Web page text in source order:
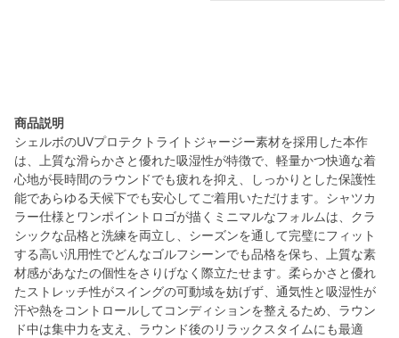
商品説明
シェルボのUVプロテクトライトジャージー素材を採用した本作
は、上質な滑らかさと優れた吸湿性が特徴で、軽量かつ快適な着
心地が長時間のラウンドでも疲れを抑え、しっかりとした保護性
能であらゆる天候下でも安心してご着用いただけます。シャツカ
ラー仕様とワンポイントロゴが描くミニマルなフォルムは、クラ
シックな品格と洗練を両立し、シーズンを通して完璧にフィット
する高い汎用性でどんなゴルフシーンでも品格を保ち、上質な素
材感があなたの個性をさりげなく際立たせます。柔らかさと優れ
たストレッチ性がスイングの可動域を妨げず、通気性と吸湿性が
汗や熱をコントロールしてコンディションを整えるため、ラウン
ド中は集中力を支え、ラウンド後のリラックスタイムにも最適